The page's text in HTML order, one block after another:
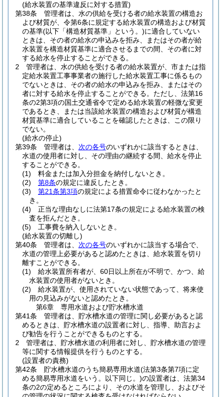
(給水装置の基準違反に対する措置)
第38条
管理者は、水の供給を受ける者の給水装置の構造お
よび材質が、令第6条に規定する給水装置の構造および材質
の基準(以下「構造材質基準」という。)に適合していない
ときは、その者の給水の申込みを拒み、またはその者が給
水装置を構造材質基準に適合させるまでの間、その者に対
する給水を停止することができる。
2
管理者は、水の供給を受ける者の給水装置が、市または指
定給水装置工事事業者の施行した給水装置工事に係るもの
でないときは、その者の給水の申込みを拒み、またはその
者に対する給水を停止することができる。 ただし、法第16
条の2第3項の国土交通省令で定める給水装置の軽微な変更
であるとき、または当該給水装置の構造および材質が構造
材質基準に適合していることを確認したときは、この限り
でない。
(給水の停止)
第39条
管理者は、 次の各号のいずれかに該当するときは、
水道の使用者に対し、その理由の継続する間、給水を停止
することができる。
(1)
料金または加入分担金を納付しないとき。
(2)
第8条の規定に違反したとき。
(3)
第21条第3項の規定による措置命令に従わなかったと
き。
(4)
正当な理由なしに法第17条の規定による給水装置の検
査を拒んだとき。
(5)
工事費を納入しないとき。
(給水装置の切離し)
第40条
管理者は、 次の各号のいずれかに該当する場合で、
水道の管理上必要があると認めたときは、給水装置を切り
離すことができる。
(1)
給水装置所有者が、60日以上所在が不明で、かつ、給
水装置の使用者がないとき。
(2)
給水装置が、使用されていない状態であって、将来使
用の見込みがないと認めたとき。
第6章
専用水道および貯水槽水道
第41条
管理者は、貯水槽水道の管理に関し必要があると認
めるときは、貯水槽水道の設置者に対し、指導、助言およ
び勧告を行うことができるものとする。
2
管理者は、貯水槽水道の利用者に対し、貯水槽水道の管理
等に関する情報提供を行うものとする。
(設置者の責務)
第42条
貯水槽水道のうち簡易専用水道(法第3条第7項に定
める簡易専用水道をいう。以下同じ。)の設置者は、法第34
条の2の定めるところにより、その水道を管理し、およびそ